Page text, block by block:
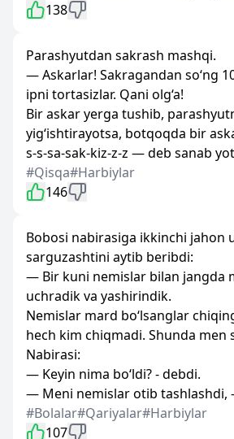
138
Parashyutdan sakrash mashqi.
— Askarlar! Sakragandan so‘ng
ipni tortasizlar. Qani olg‘a!
Bir askar yerga tushib,
yig‘ishtirayotsa, botqoqda bir
s-s-sa-sak-kiz-z-z — deb sanab
#Qisqa#Harbiylar
146
Bobosi nabirasiga ikkinchi jahon
sarguzashtini aytib beribdi:
— Bir kuni nemislar bilan jangda
uchradik va yashirindik.
Nemislar mard bo‘lsanglar
hech kim chiqmadi. Shunda men
Nabirasi:
— Keyin nima bo‘ldi? - debdi.
— Meni nemislar otib tashlashdi,
#Bolalar#Qariyalar#Harbiylar
107